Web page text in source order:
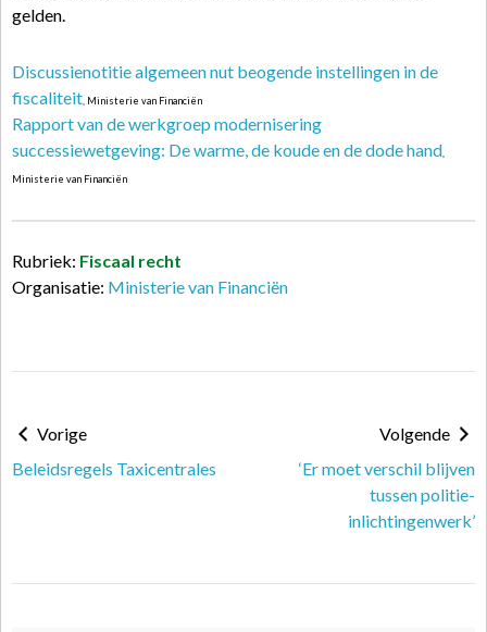
gelden.
Discussienotitie algemeen nut beogende instellingen in de
fiscaliteit , Ministerie van Financiën
Rapport van de werkgroep modernisering
successiewetgeving: De warme, de koude en de dode hand
Ministerie van Financiën
Rubriek: Fiscaal recht
Organisatie: Ministerie van Financiën
Vorige
Beleidsregels Taxicentrales
Volgende
‘Er moet verschil blijven
tussen politie-
inlichtingenwerk’